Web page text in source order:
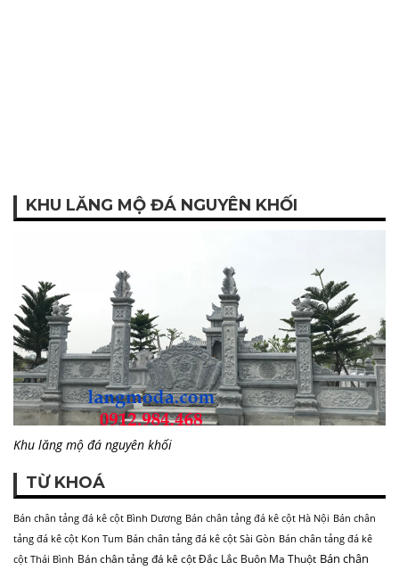
KHU LĂNG MỘ ĐÁ NGUYÊN KHỐI
Khu lăng mộ đá nguyên khối
TỪ KHOÁ
Bán chân tảng đá kê cột Bình Dương Bán chân tảng đá kê cột Hà Nội Bán chân
tảng đá kê cột Kon Tum Bán chân tảng đá kê cột Sài Gòn Bán chân tảng đá kê
cột Thái Bình Bán chân tảng đá kê cột Đắc Lắc Buôn Ma Thuột Bán chân